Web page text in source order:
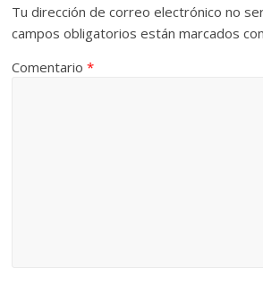
Tu dirección de correo electrónico no
campos obligatorios están marcados
Comentario*